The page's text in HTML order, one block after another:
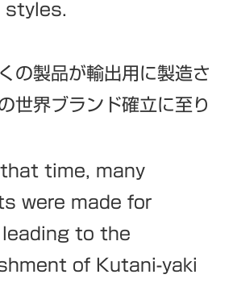
styles.
の製品が輸出用に製造さ
世界ブランド確立に至り
time, many
were made for
to the
of Kutani-yaki